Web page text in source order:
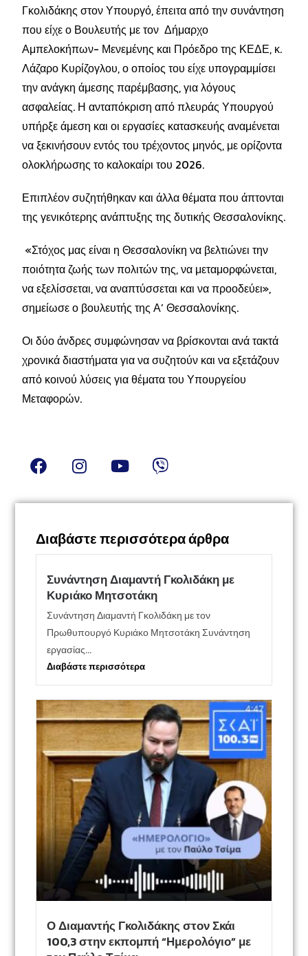
Γκολιδάκης στον Υπουργό, έπειτα από την συνάντηση
που είχε ο Βουλευτής με τον Δήμαρχο
Αμπελοκήπων- Μενεμένης και Πρόεδρο της ΚΕΔΕ, κ.
Λάζαρο Κυρίζογλου, ο οποίος του είχε υπογραμμίσει
την ανάγκη άμεσης παρέμβασης, για λόγους
ασφαλείας. Η ανταπόκριση από πλευράς Υπουργού
υπήρξε άμεση και οι εργασίες κατασκευής αναμένεται
να ξεκινήσουν εντός του τρέχοντος μηνός, με ορίζοντα
ολοκλήρωσης το καλοκαίρι του 2026.
Επιπλέον συζητήθηκαν και άλλα θέματα που άπτονται
της γενικότερης ανάπτυξης της δυτικής Θεσσαλονίκης.
«Στόχος μας είναι η Θεσσαλονίκη να βελτιώνει την
ποιότητα ζωής των πολιτών της, να μεταμορφώνεται,
να εξελίσσεται, να αναπτύσσεται και να προοδεύει»,
σημείωσε ο βουλευτής της Α’ Θεσσαλονίκης.
Οι δύο άνδρες συμφώνησαν να βρίσκονται ανά τακτά
χρονικά διαστήματα για να συζητούν και να εξετάζουν
από κοινού λύσεις για θέματα του Υπουργείου
Μεταφορών.
Διαβάστε περισσότερα άρθρα
Συνάντηση Διαμαντή Γκολιδάκη με
Κυριάκο Μητσοτάκη
Συνάντηση Διαμαντή Γκολιδάκη με τον
Πρωθυπουργό Κυριάκο Μητσοτάκη Συνάντηση
εργασίας...
Διαβάστε περισσότερα
Ο Διαμαντής Γκολιδάκης στον Σκάι
100,3 στην εκπομπή “Ημερολόγιο” με